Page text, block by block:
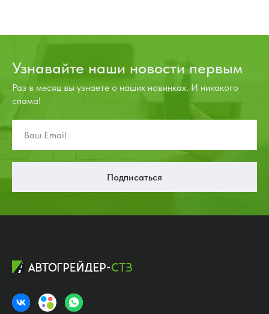
Узнавайте наши новости первым
Раз в месяц вы узнаете о наших новинках. И никакого
спама!
Подписаться